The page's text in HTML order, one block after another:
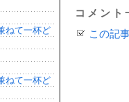
ねて一杯ど
ねて一杯ど
コメント
この記